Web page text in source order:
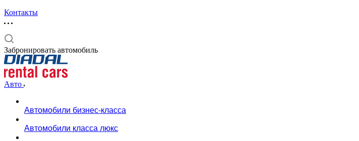
Контакты
Забронировать автомобиль
Авто
Автомобили бизнес-класса
Автомобили класса люкс